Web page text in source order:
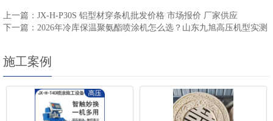
上一篇：JX-H-P30S 铝型材穿条机批发价格 市场报价 厂家供应
下一篇：2026年冷库保温聚氨酯喷涂机怎么选？山东九旭高压机型实测
施工案例